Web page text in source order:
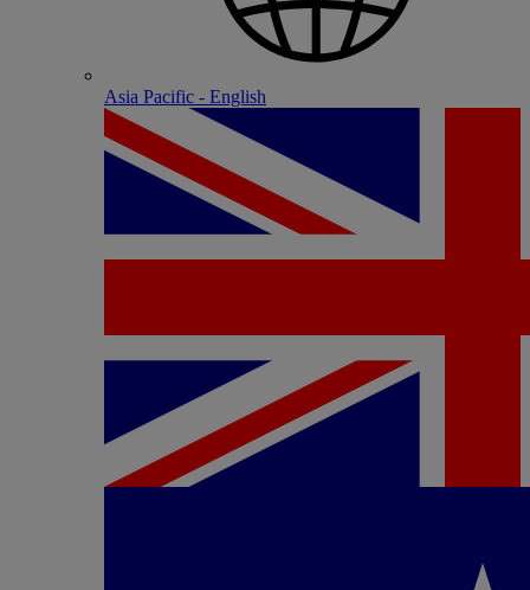
Asia Pacific - English